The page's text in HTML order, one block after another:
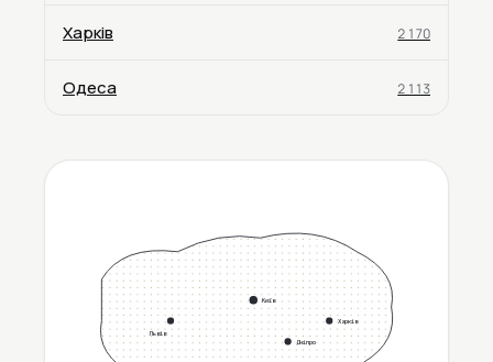
Харків 2 170
Одеса 2 113
Київ
Львів
Дніпро
Харків